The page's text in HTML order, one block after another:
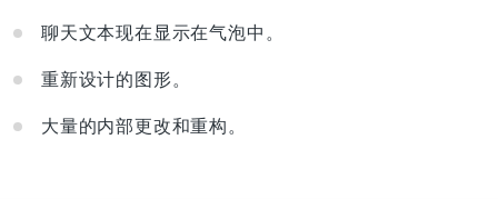
聊天文本现在显示在气泡中。
重新设计的图形。
大量的内部更改和重构。